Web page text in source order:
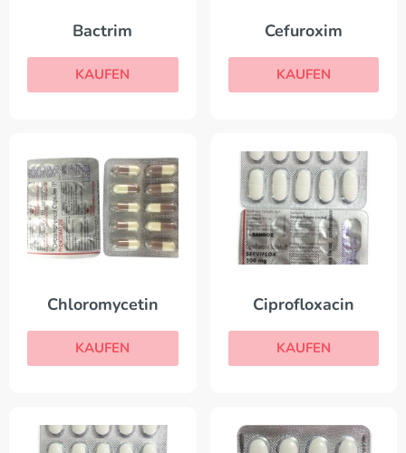
Bactrim
KAUFEN
Cefuroxim
KAUFEN
Chloromycetin
KAUFEN
Ciprofloxacin
KAUFEN